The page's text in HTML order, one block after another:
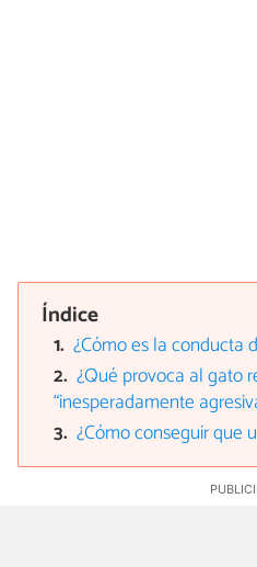
Índice
¿Cómo es la conducta
¿Qué provoca al gato
“inesperadamente
¿Cómo conseguir que